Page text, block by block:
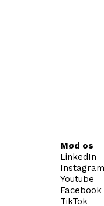
Mød os
LinkedIn
Instagram
Youtube
Facebook
TikTok